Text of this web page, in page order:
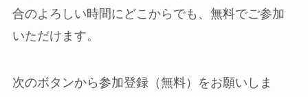
合のよろしい時間にどこからでも、無料でご参加
いただけます。
次のボタンから参加登録（無料）をお願いしま